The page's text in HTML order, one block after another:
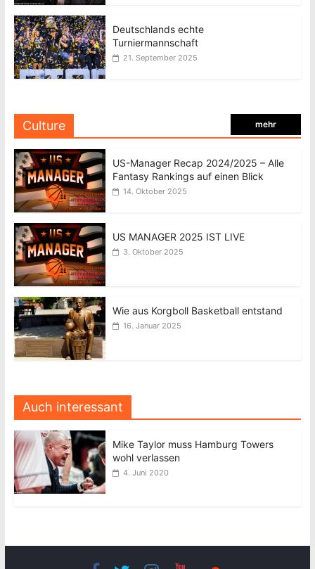
Deutschlands echte
Turniermannschaft
21. September 2025
Culture mehr
US-Manager Recap 2024/2025 – Alle
Fantasy Rankings auf einen Blick
14. Oktober 2025
US MANAGER 2025 IST LIVE
3. Oktober 2025
Wie aus Korgboll Basketball entstand
16. Januar 2025
Auch interessant
Mike Taylor muss Hamburg Towers
wohl verlassen
4. Juni 2020